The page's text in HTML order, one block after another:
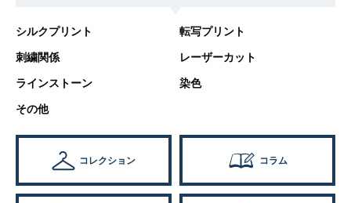
シルクプリント 転写プリント
刺繍関係 レーザーカット
ラインストーン 染色
その他
コレクション コラム